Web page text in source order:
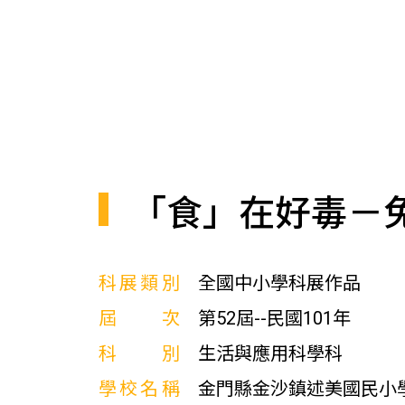
「食」在好毒－
科展類別
全國中小學科展作品
屆次
第52屆--民國101年
科別
生活與應用科學科
學校名稱
金門縣金沙鎮述美國民小